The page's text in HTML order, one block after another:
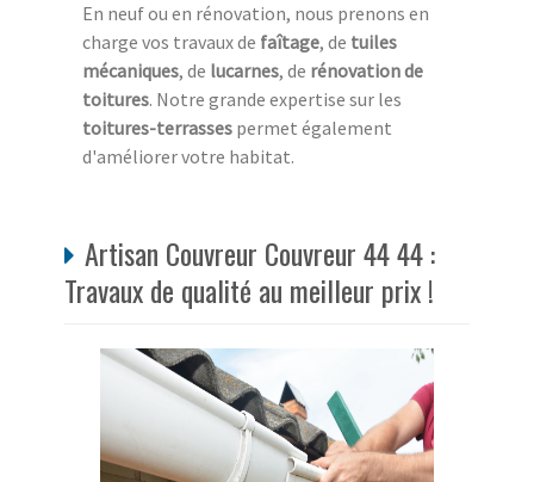
En neuf ou en rénovation, nous prenons en
charge vos travaux de faîtage, de tuiles
mécaniques, de lucarnes, de rénovation de
toitures. Notre grande expertise sur les
toitures-terrasses permet également
d'améliorer votre habitat.
Artisan Couvreur Couvreur 44 44 :
Travaux de qualité au meilleur prix !